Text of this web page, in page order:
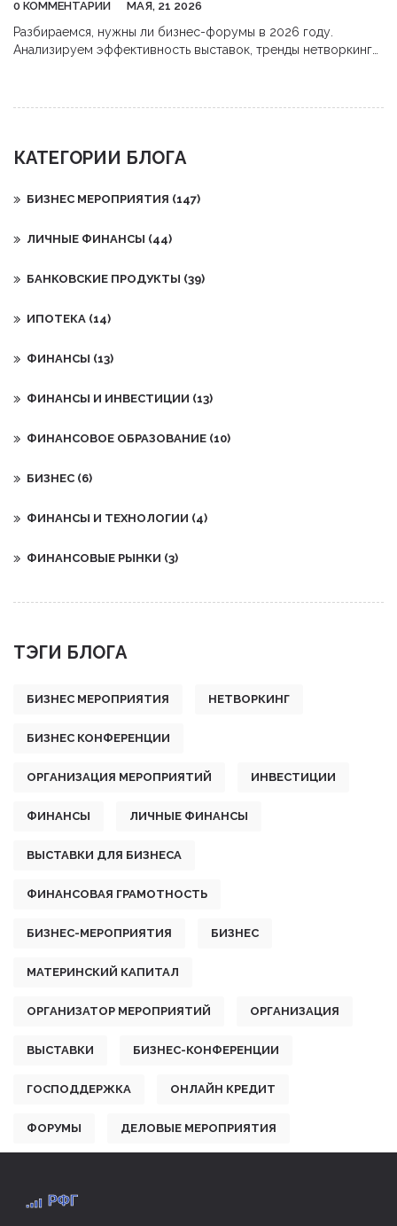
0 КОММЕНТАРИИ МАЯ, 21 2026
Разбираемся, нужны ли бизнес-форумы в 2026 году.
Анализируем эффективность выставок, тренды нетворкинга
КАТЕГОРИИ БЛОГА
БИЗНЕС МЕРОПРИЯТИЯ (147)
ЛИЧНЫЕ ФИНАНСЫ (44)
БАНКОВСКИЕ ПРОДУКТЫ (39)
ИПОТЕКА (14)
ФИНАНСЫ (13)
ФИНАНСЫ И ИНВЕСТИЦИИ (13)
ФИНАНСОВОЕ ОБРАЗОВАНИЕ (10)
БИЗНЕС (6)
ФИНАНСЫ И ТЕХНОЛОГИИ (4)
ФИНАНСОВЫЕ РЫНКИ (3)
ТЭГИ БЛОГА
БИЗНЕС МЕРОПРИЯТИЯ НЕТВОРКИНГ
БИЗНЕС КОНФЕРЕНЦИИ
ОРГАНИЗАЦИЯ МЕРОПРИЯТИЙ ИНВЕСТИЦИИ
ФИНАНСЫ ЛИЧНЫЕ ФИНАНСЫ
ВЫСТАВКИ ДЛЯ БИЗНЕСА
ФИНАНСОВАЯ ГРАМОТНОСТЬ
БИЗНЕС-МЕРОПРИЯТИЯ БИЗНЕС
МАТЕРИНСКИЙ КАПИТАЛ
ОРГАНИЗАТОР МЕРОПРИЯТИЙ ОРГАНИЗАЦИЯ
ВЫСТАВКИ БИЗНЕС-КОНФЕРЕНЦИИ
ГОСПОДДЕРЖКА ОНЛАЙН КРЕДИТ
ФОРУМЫ ДЕЛОВЫЕ МЕРОПРИЯТИЯ